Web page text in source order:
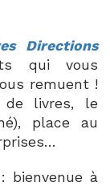
Directions
qui vous
remuent !
de livres, le
place au
bienvenue à